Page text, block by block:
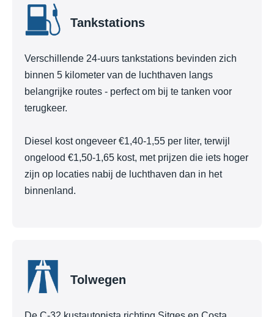
Tankstations
Verschillende 24-uurs tankstations bevinden zich
binnen 5 kilometer van de luchthaven langs
belangrijke routes - perfect om bij te tanken voor
terugkeer.
Diesel kost ongeveer €1,40-1,55 per liter, terwijl
ongelood €1,50-1,65 kost, met prijzen die iets hoger
zijn op locaties nabij de luchthaven dan in het
binnenland.
Tolwegen